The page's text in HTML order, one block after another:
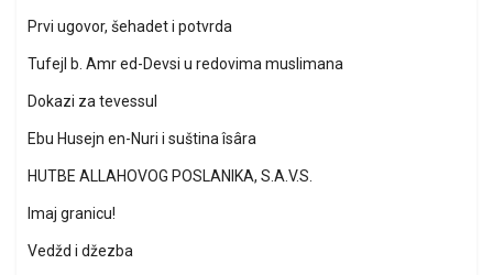
Prvi ugovor, šehadet i potvrda
Tufejl b. Amr ed-Devsi u redovima muslimana
Dokazi za tevessul
Ebu Husejn en-Nuri i suština îsâra
HUTBE ALLAHOVOG POSLANIKA, S.A.V.S.
Imaj granicu!
Vedžd i džezba